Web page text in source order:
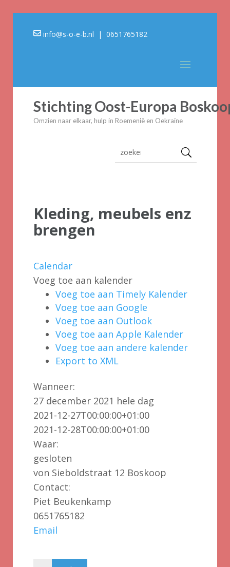
info@s-o-e-b.nl | 0651765182
Stichting Oost-Europa
Omzien naar elkaar, hulp in Roemenië en Oekraïne
Kleding, meubels enz
brengen
Calendar
Voeg toe aan kalender
Voeg toe aan Timely Kalender
Voeg toe aan Google
Voeg toe aan Outlook
Voeg toe aan Apple Kalender
Voeg toe aan andere kalender
Export to XML
Wanneer:
27 december 2021 hele dag
2021-12-27T00:00:00+01:00
2021-12-28T00:00:00+01:00
Waar:
gesloten
von Sieboldstraat 12 Boskoop
Contact:
Piet Beukenkamp
0651765182
Email